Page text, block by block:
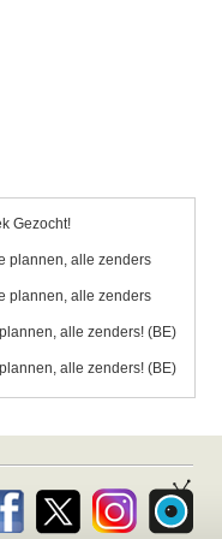
Gezocht!
plannen, alle zenders
plannen, alle zenders
alle zenders! (BE)
alle zenders! (BE)